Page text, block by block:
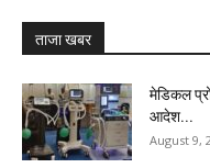
ताजा खबर
मेडिकल
आदेश...
August 9,